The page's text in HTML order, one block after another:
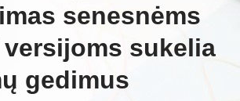
senesnėms
versijoms sukelia
gedimus